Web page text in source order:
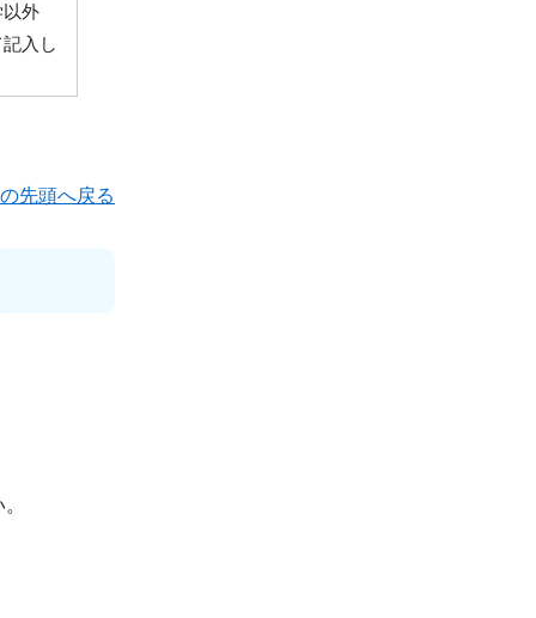
外
入し
先頭へ戻る